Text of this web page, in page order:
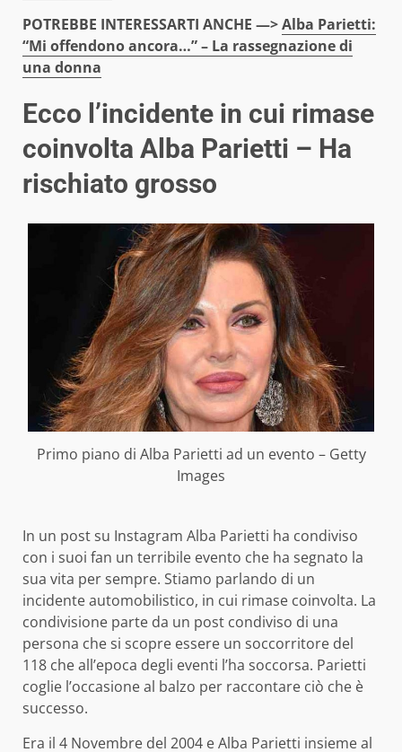
POTREBBE INTERESSARTI ANCHE —>Alba Parietti:
“Mi offendono ancora…” – La rassegnazione di
una donna
Ecco l’incidente in cui rimase
coinvolta Alba Parietti – Ha
rischiato grosso
Primo piano di Alba Parietti ad un evento – Getty
Images
In un post su Instagram Alba Parietti ha condiviso
con i suoi fan un terribile evento che ha segnato la
sua vita per sempre. Stiamo parlando di un
incidente automobilistico, in cui rimase coinvolta. La
condivisione parte da un post condiviso di una
persona che si scopre essere un soccorritore del
118 che all’epoca degli eventi l’ha soccorsa. Parietti
coglie l’occasione al balzo per raccontare ciò che è
successo.
Era il 4 Novembre del 2004 e Alba Parietti insieme al